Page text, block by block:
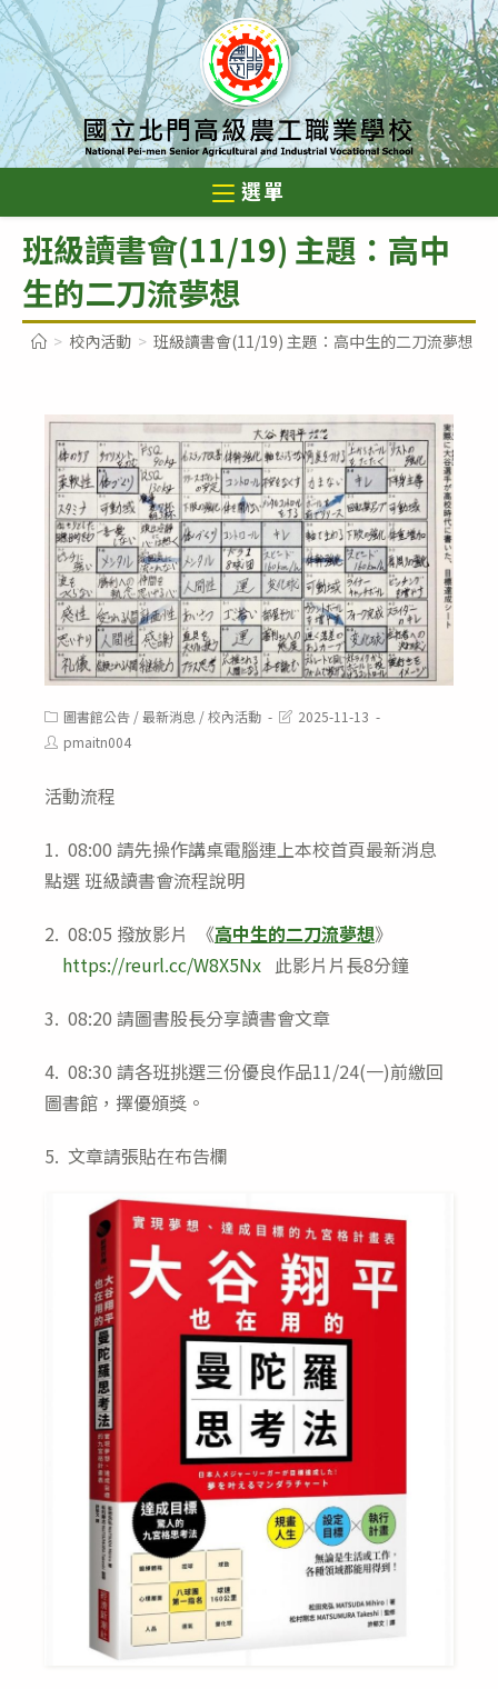
跳
轉
主
要
內
選單
班級讀書會(11/19) 主題：高中
生的二刀流夢想
> 校內活動 > 班級讀書會(11/19) 主題：高中生的二刀流夢想
Post
category:
圖書館公告 /最新消息 /校內活動
Post2025-11-13
Post
author:
pmaitn004
活動流程
1. 08:00 請先操作講桌電腦連上本校首頁最新消息
點選 班級讀書會流程說明
2. 08:05 撥放影片 《高中生的二刀流夢想》
https://reurl.cc/W8X5Nx 此影片片長8分鐘
3. 08:20 請圖書股長分享讀書會文章
4. 08:30 請各班挑選三份優良作品11/24(一)前繳回
圖書館，擇優頒獎。
5. 文章請張貼在布告欄